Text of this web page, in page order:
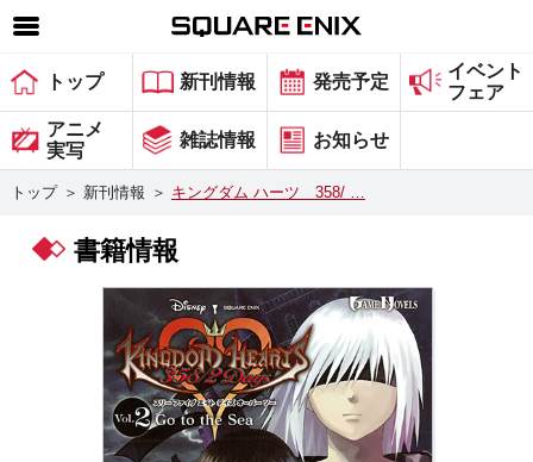
SQUARE ENIX 公式サイトメニュー
ゲーム
マガジン＆ブックス
グッズ
トップ 新刊情報 発売予定
イベント
フェア
アニメ
実写
雑誌情報 お知らせ
トップ ＞ 新刊情報 ＞ キングダム ハーツ 358/ …
書籍情報